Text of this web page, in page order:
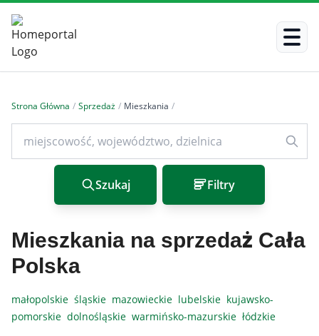
Strona Główna / Sprzedaż / Mieszkania /
Szukaj Filtry
Mieszkania na sprzedaż Cała
Polska
małopolskie śląskie mazowieckie lubelskie kujawsko-
pomorskie dolnośląskie warmińsko-mazurskie łódzkie